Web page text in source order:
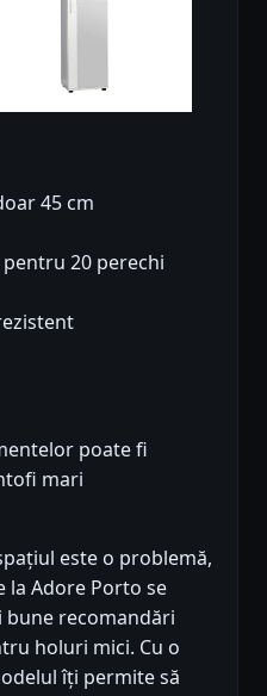
45 cm
20 perechi
poate fi
mari
este o problemă,
la Adore Porto se
recomandări
holuri mici. Cu o
îți permite să